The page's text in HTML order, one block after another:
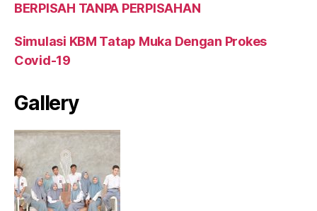
BERPISAH TANPA PERPISAHAN
Simulasi KBM Tatap Muka Dengan Prokes
Covid-19
Gallery